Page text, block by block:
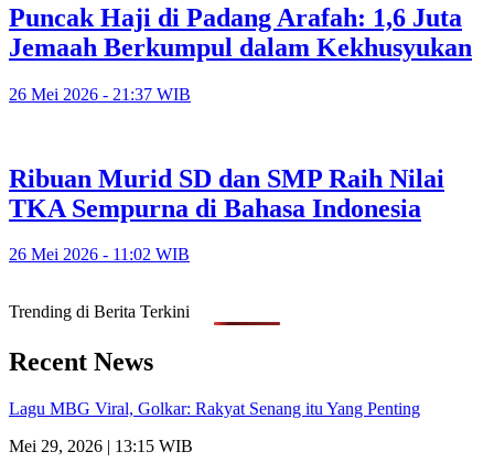
Puncak Haji di Padang Arafah: 1,6 Juta
Jemaah Berkumpul dalam Kekhusyukan
Ribuan Murid SD dan SMP Raih Nilai
TKA Sempurna di Bahasa Indonesia